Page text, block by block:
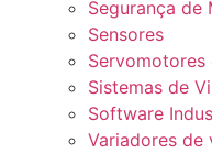
Segurança de
Sensores
Servomotores
Sistemas de
Software
Variadores de